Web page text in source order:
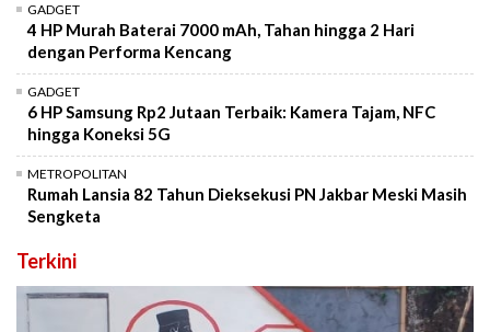
GADGET
4 HP Murah Baterai 7000 mAh, Tahan hingga 2 Hari
dengan Performa Kencang
GADGET
6 HP Samsung Rp2 Jutaan Terbaik: Kamera Tajam, NFC
hingga Koneksi 5G
METROPOLITAN
Rumah Lansia 82 Tahun Dieksekusi PN Jakbar Meski Masih
Sengketa
Terkini